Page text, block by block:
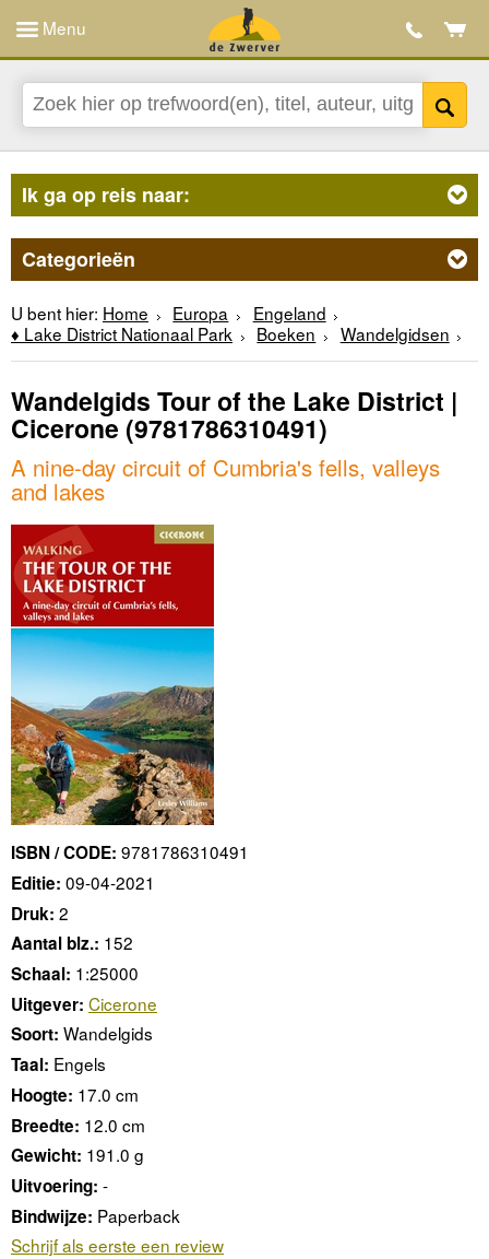
Menu
Ik ga op reis naar:
Categorieën
U bent hier: Home Europa
Engeland
♦ Lake District Nationaal Park
Boeken Wandelgidsen
Wandelgids Tour of the Lake District |
Cicerone (9781786310491)
A nine-day circuit of Cumbria's fells, valleys
and lakes
ISBN / CODE: 9781786310491
Editie: 09-04-2021
Druk: 2
Aantal blz.: 152
Schaal: 1:25000
Uitgever: Cicerone
Soort: Wandelgids
Taal: Engels
Hoogte: 17.0 cm
Breedte: 12.0 cm
Gewicht: 191.0 g
Uitvoering: -
Bindwijze: Paperback
Schrijf als eerste een review